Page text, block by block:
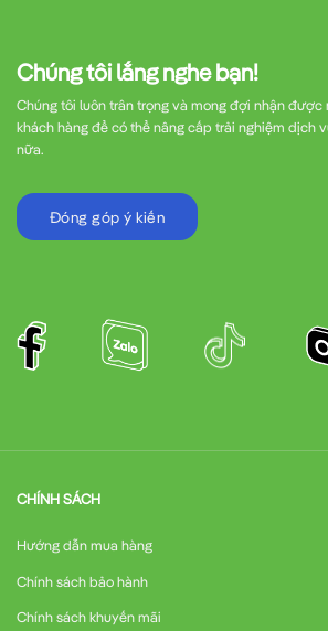
Chúng tôi lắng nghe bạn!
Chúng tôi luôn trân trọng và mong đợi nhận
khách hàng để có thể nâng cấp trải nghiệm dịch
nữa.
Đóng góp ý kiến
CHÍNH SÁCH
Hướng dẫn mua hàng
Chính sách bảo hành
Chính sách khuyến mãi